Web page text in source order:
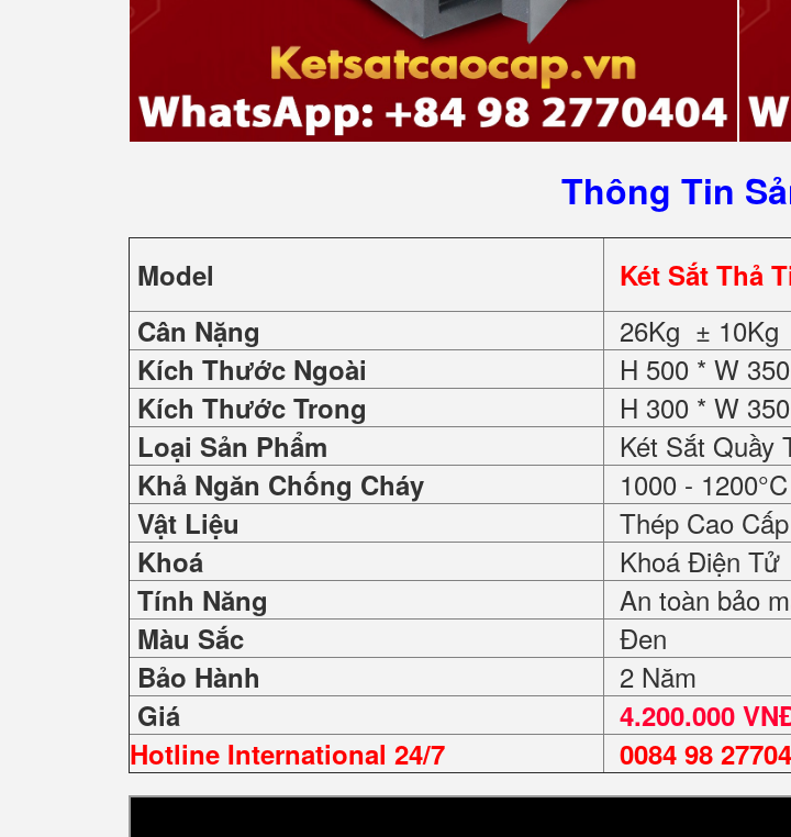
Thông Tin
Model
Két Sắt Thả
Cân Nặng
26Kg ± 10Kg
Kích Thước Ngoài H 500 * W
Kích Thước Trong H 300 * W
Loại Sản Phẩm Két Sắt Quầy
Khả Ngăn Chống Cháy 1000 - 1200°C
Vật Liệu Thép Cao Cấp
Khoá Khoá Điện Tử
Tính Năng An toàn bảo
Màu Sắc Đen
Bảo Hành 2 Năm
Giá
4.200.000
Hotline International 24/7
0084 98